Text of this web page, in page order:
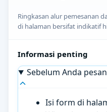
Ringkasan alur pemesanan
di halaman bersifat indikatif
Informasi penting
Sebelum Anda pesan
Isi form di